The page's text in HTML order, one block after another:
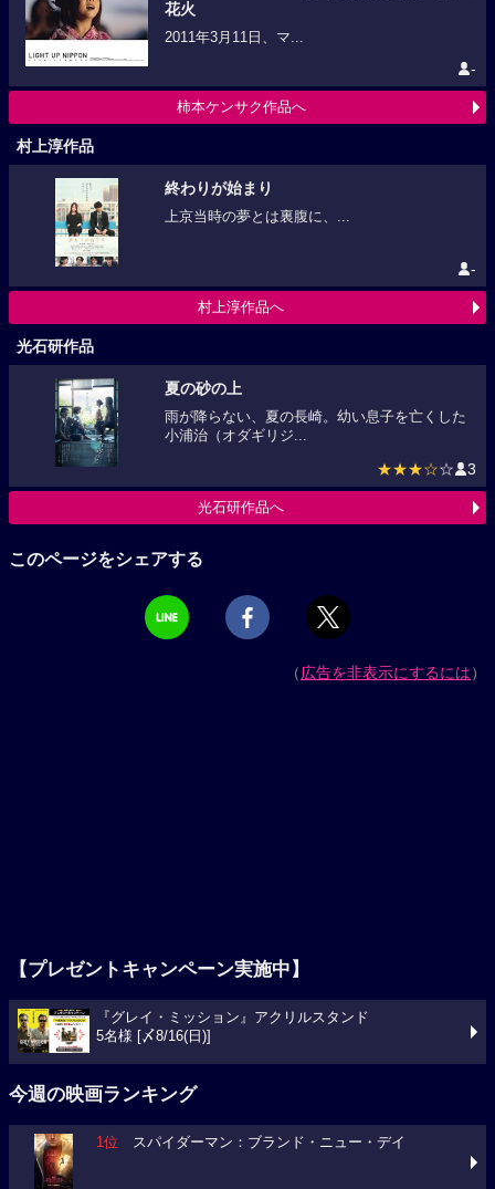
花火
2011年3月11日、マ...
-
柿本ケンサク作品へ
村上淳作品
終わりが始まり
上京当時の夢とは裏腹に、...
-
村上淳作品へ
光石研作品
夏の砂の上
雨が降らない、夏の長崎。幼い息子を亡くした
小浦治（オダギリジ...
★★★☆☆ 3
光石研作品へ
このページをシェアする
（広告を非表示にするには）
【プレゼントキャンペーン実施中】
『グレイ・ミッション』アクリルスタンド
5名様 [〆8/16(日)]
今週の映画ランキング
1位 スパイダーマン：ブランド・ニュー・デイ